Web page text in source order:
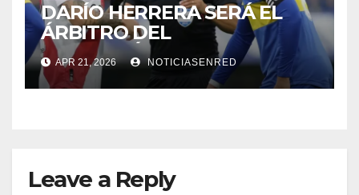
DARÍO HERRERA SERÁ EL
ÁRBITRO DEL
SUPERCLÁSICO EN EL
MONUMENTAL
APR 21, 2026 NOTICIASENRED
Leave a Reply